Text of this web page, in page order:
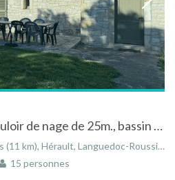
Grande maison avec couloir de nage de 25m., bassin détente et spa à 20 min. de Montpellier
Languedoc-Roussillon, Occitanie, France
15 personnes